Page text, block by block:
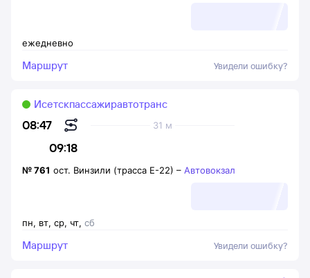
ежедневно
Маршрут Увидели ошибку?
08:47
09:18
31 м
Исетскпассажиравтотранс
пн, вт, ср, чт, сб
№761 ост. Винзили (трасса Е-22) – Автовокзал
Маршрут Увидели ошибку?